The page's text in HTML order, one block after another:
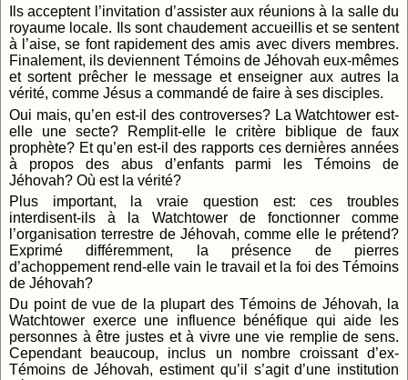
Ils acceptent l’invitation d’assister aux réunions à la salle du
royaume locale. Ils sont chaudement accueillis et se sentent
à l’aise, se font rapidement des amis avec divers membres.
Finalement, ils deviennent Témoins de Jéhovah eux-mêmes
et sortent prêcher le message et enseigner aux autres la
vérité, comme Jésus a commandé de faire à ses disciples.
Oui mais, qu’en est-il des controverses? La Watchtower est-
elle une secte? Remplit-elle le critère biblique de faux
prophète? Et qu’en est-il des rapports ces dernières années
à propos des abus d’enfants parmi les Témoins de
Jéhovah? Où est la vérité?
Plus important, la vraie question est: ces troubles
interdisent-ils à la Watchtower de fonctionner comme
l’organisation terrestre de Jéhovah, comme elle le prétend?
Exprimé différemment, la présence de pierres
d’achoppement rend-elle vain le travail et la foi des Témoins
de Jéhovah?
Du point de vue de la plupart des Témoins de Jéhovah, la
Watchtower exerce une influence bénéfique qui aide les
personnes à être justes et à vivre une vie remplie de sens.
Cependant beaucoup, inclus un nombre croissant d’ex-
Témoins de Jéhovah, estiment qu’il s’agit d’une institution